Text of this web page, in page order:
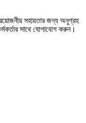
সহায়তার জন্য অনুগ্রহ
সাথে যোগাযোগ করুন।